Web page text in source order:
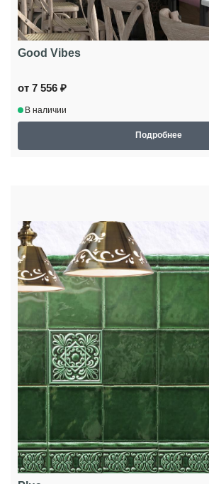
Good Vibes
от 7 556 ₽
В наличии
Подробнее